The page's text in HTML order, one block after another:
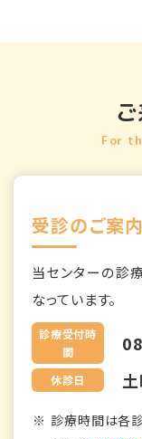
For
受診のご案内
当センターの診
なっています。
診療受付時
間
休診日 土
診療時間は各